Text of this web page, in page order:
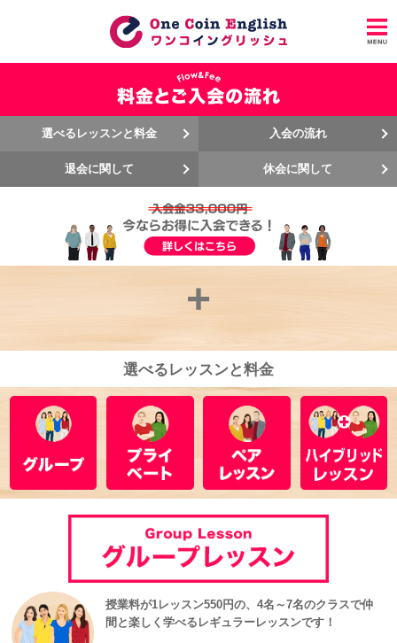
選べるレッスンと料金 入会の流れ
退会に関して 休会に関して
+
選べるレッスンと料金
授業料が1レッスン550円の、4名～7名のクラスで仲
間と楽しく学べるレギュラーレッスンです！